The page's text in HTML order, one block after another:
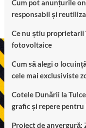
Cum pot anunțurile
responsabil și
Ce nu știu proprietarii
fotovoltaice
Cum să alegi o
cele mai exclusiviste
Cotele Dunării la
grafic și repere pentru
Proiect de anvergură: